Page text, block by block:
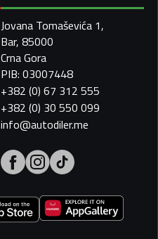
Jovana Tomaševića 1,
Bar, 85000
Crna Gora
PIB: 03007448
+382 (0) 67 312 555
+382 (0) 30 550 099
info@autodiler.me